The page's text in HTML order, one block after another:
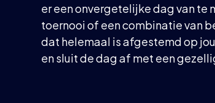
er een onvergetelijke dag van te
toernooi of een combinatie van
dat helemaal is afgestemd op
en sluit de dag af met een